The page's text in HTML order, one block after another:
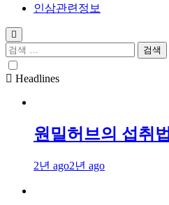
인삼관련정보
검
색:
Headlines
원밀허브의 섭취법
2년 ago2년 ago